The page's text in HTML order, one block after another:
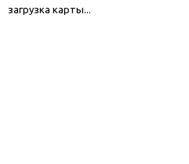
загрузка карты...